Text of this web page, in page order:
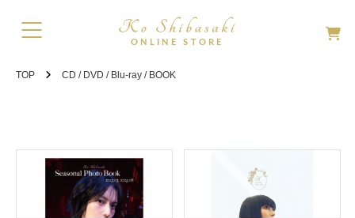
TOP CD / DVD / Blu-ray / BOOK